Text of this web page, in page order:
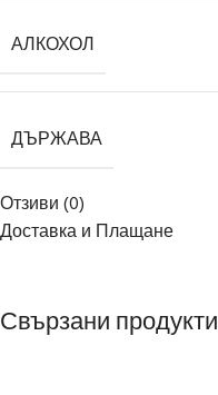
АЛКОХОЛ
ДЪРЖАВА
Отзиви (0)
Доставка и Плащане
Свързани продукти